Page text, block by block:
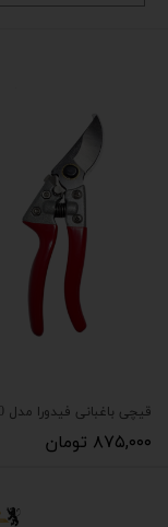
قیچی باغبانی فیدورا مدل AM4470
۸۷۵,۰۰۰ تومان